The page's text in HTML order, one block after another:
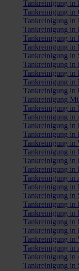
Tankreinigung in
Tankreinigung in
Tankreinigung in
Tankreinigung in
Tankreinigung in
Tankreinigung in
Tankreinigung in
Tankreinigung in
Tankreinigung in
Tankreinigung in
Tankreinigung in
Tankreinigung
Tankreinigung in
Tankreinigung in
Tankreinigung in
Tankreinigung in
Tankreinigung in
Tankreinigung in
Tankreinigung in
Tankreinigung in
Tankreinigung in
Tankreinigung in
Tankreinigung in
Tankreinigung in
Tankreinigung in
Tankreinigung in
Tankreinigung in
Tankreinigung in
Tankreinigung in
Tankreinigung in
Tankreinigung in